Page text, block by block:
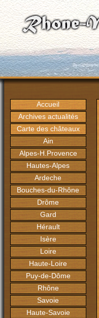
Accueil
Archives actualités
Carte des châteaux
Ain
Alpes-H.Provence
Hautes-Alpes
Ardeche
Bouches-du-Rhône
Drôme
Gard
Hérault
Isère
Loire
Haute-Loire
Puy-de-Dôme
Rhône
Savoie
Haute-Savoie